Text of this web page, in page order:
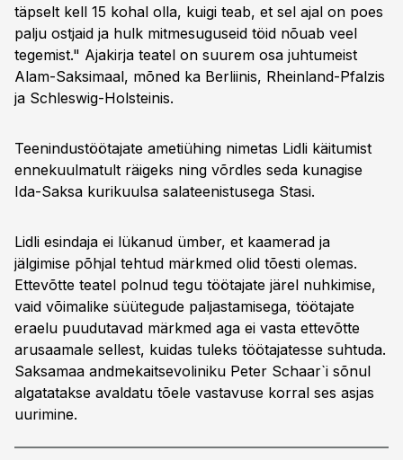
täpselt kell 15 kohal olla, kuigi teab, et sel ajal on poes
palju ostjaid ja hulk mitmesuguseid töid nõuab veel
tegemist." Ajakirja teatel on suurem osa juhtumeist
Alam-Saksimaal, mõned ka Berliinis, Rheinland-Pfalzis
ja Schleswig-Holsteinis.
Teenindustöötajate ametiühing nimetas Lidli käitumist
ennekuulmatult räigeks ning võrdles seda kunagise
Ida-Saksa kurikuulsa salateenistusega Stasi.
Lidli esindaja ei lükanud ümber, et kaamerad ja
jälgimise põhjal tehtud märkmed olid tõesti olemas.
Ettevõtte teatel polnud tegu töötajate järel nuhkimise,
vaid võimalike süütegude paljastamisega, töötajate
eraelu puudutavad märkmed aga ei vasta ettevõtte
arusaamale sellest, kuidas tuleks töötajatesse suhtuda.
Saksamaa andmekaitsevoliniku Peter Schaar`i sõnul
algatatakse avaldatu tõele vastavuse korral ses asjas
uurimine.